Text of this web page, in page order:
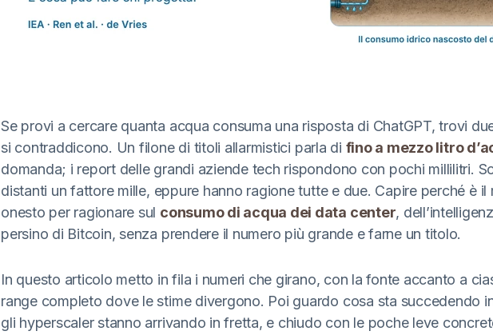
Se provi a cercare quanta acqua consuma una risposta di ChatGPT, trovi
si contraddicono. Un filone di titoli allarmistici parla di fino a mezzo litro
domanda; i report delle grandi aziende tech rispondono con pochi millilitri.
distanti un fattore mille, eppure hanno ragione tutte e due. Capire perché è il
onesto per ragionare sul consumo di acqua dei data center,
persino di Bitcoin, senza prendere il numero più grande e farne un titolo.
In questo articolo metto in fila i numeri che girano, con la fonte accanto a
range completo dove le stime divergono. Poi guardo cosa sta succedendo
gli hyperscaler stanno arrivando in fretta, e chiudo con le poche leve